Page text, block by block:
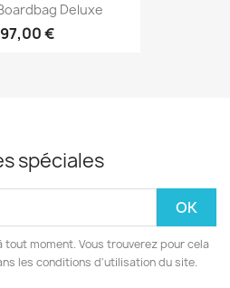
Deluxe
97,00 €
spéciales
tout moment. Vous trouverez pour cela
les conditions d'utilisation du site.